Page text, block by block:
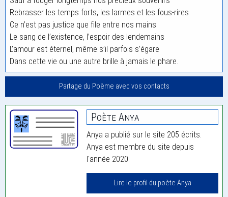
Rebrasser les temps forts, les larmes et les fous-rires
Ce n’est pas justice que file entre nos mains
Le sang de l’existence, l’espoir des lendemains
L’amour est éternel, même s’il parfois s’égare
Dans cette vie ou une autre brille à jamais le phare.
Partage du Poème avec vos contacts
Poète Anya
Anya a publié sur le site 205 écrits.
Anya est membre du site depuis
l'année 2020.
Lire le profil du poète Anya